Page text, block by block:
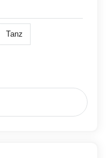
Tanz